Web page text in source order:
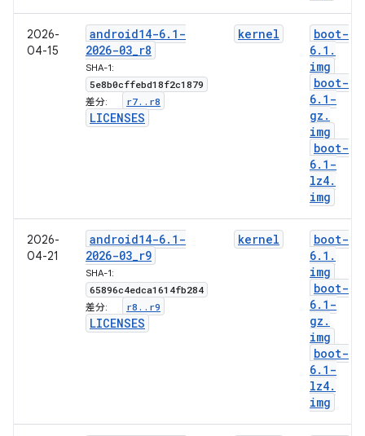
2026-
04-15
android14-6. 1-
2026-03_r8
SHA-1:
5e8b0cffebd18f2c1879
差分: r7. . r8
LICENSES
kernel
boot-
6. 1 .
img
boot-
6. 1-
gz .
img
boot-
6. 1-
lz4.
img
2026-
04-21
android14-6. 1-
2026-03_r9
SHA-1:
65896c4edca1614fb284
差分: r8 . . r9
LICENSES
kernel
boot-
6. 1 .
img
boot-
6. 1-
gz .
img
boot-
6. 1-
lz4.
img